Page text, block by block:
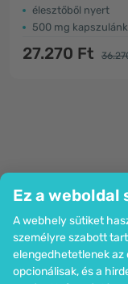
Ez a
A webhely sütiket
személyre szabott
elengedhetetlenek az
opcionálisak, és a
élesztőből nyert
500 mg
27.270 Ft
Cég
Információk
Csatlakozzon